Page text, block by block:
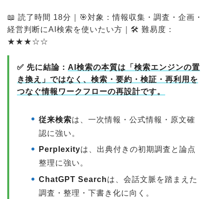
📖 読了時間 18分｜🎯対象：情報収集・調査・企画・
経営判断にAI検索を使いたい方｜🛠 難易度：
★★★☆☆
✅ 先に結論： AI検索の本質は「検索エンジンの置
き換え」ではなく、検索・要約・検証・再利用を
つなぐ情報ワークフローの再設計です。
従来検索は、一次情報・公式情報・原文確
認に強い。
Perplexityは、出典付きの初期調査と論点
整理に強い。
ChatGPT Searchは、会話文脈を踏まえた
調査・整理・下書き化に向く。